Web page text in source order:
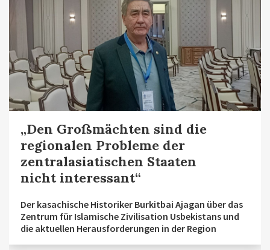
„Den Großmächten sind die
regionalen Probleme der
zentralasiatischen Staaten
nicht interessant“
Der kasachische Historiker Burkitbai Ajagan über das
Zentrum für Islamische Zivilisation Usbekistans und
die aktuellen Herausforderungen in der Region